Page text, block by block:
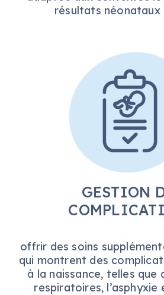
résultats néonataux
GESTION
offrir des soins
qui montrent des
à la naissance, telles que
respiratoires, l’asphyxie